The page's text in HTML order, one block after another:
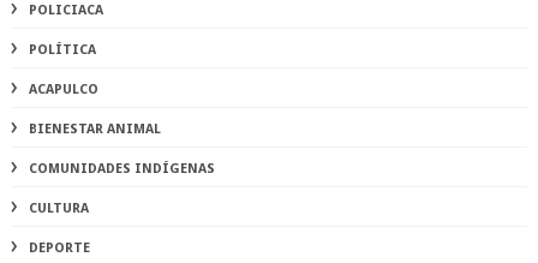
POLICIACA
POLÍTICA
ACAPULCO
BIENESTAR ANIMAL
COMUNIDADES INDÍGENAS
CULTURA
DEPORTE